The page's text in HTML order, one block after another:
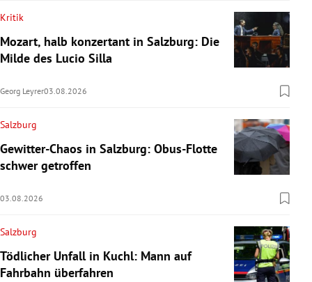
Kritik
Mozart, halb konzertant in Salzburg: Die
Milde des Lucio Silla
Georg Leyrer03.08.2026
Salzburg
Gewitter-Chaos in Salzburg: Obus-Flotte
schwer getroffen
03.08.2026
Salzburg
Tödlicher Unfall in Kuchl: Mann auf
Fahrbahn überfahren